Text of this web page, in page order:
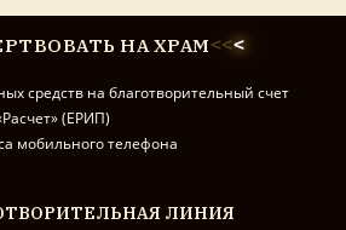
НА ХРАМ<<<
средств на благотворительный счет
(ЕРИП)
мобильного телефона
ЛИНИЯ